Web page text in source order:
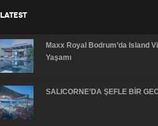
LATEST
Maxx Royal Bodrum’da Island
Yaşamı
SALICORNE’DA ŞEFLE BİR